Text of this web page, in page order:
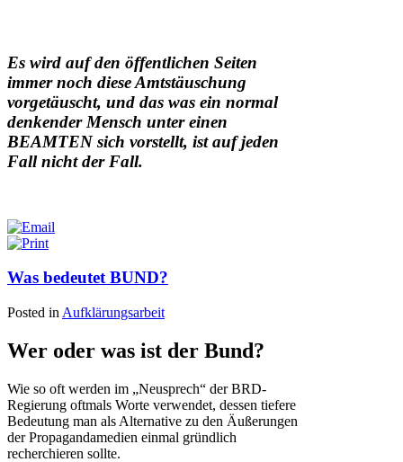
Es wird auf den öffentlichen Seiten
immer noch dieseAmtstäuschung
vorgetäuscht, und das was ein normal
denkender Mensch unter einen
BEAMTEN sich vorstellt, ist auf jeden
Fall nicht der Fall.
Was bedeutet BUND?
Posted in Aufklärungsarbeit
Wer oder was ist der Bund?
Wie so oft werden im „Neusprech“ der BRD-
Regierung oftmals Worte verwendet, dessen tiefere
Bedeutung man als Alternative zu den Äußerungen
der Propagandamedien einmal gründlich
recherchieren sollte.